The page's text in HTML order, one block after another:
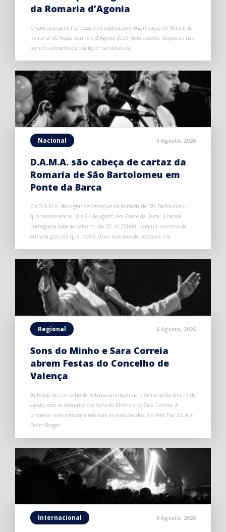
da Romaria d’Agonia
O concurso para a concessão da exploração e organização do “Arraial da
Romaria” de Nossa Senhora d’Agonia 2026 ficou deserto, depois de não
ter sido apresentada qualquer candidatura.
Nacional 6 Agosto, 2026
D.A.M.A. são cabeça de cartaz da
Romaria de São Bartolomeu em
Ponte da Barca
Os D.A.M.A. são o grande destaque da Romaria de São Bartolomeu,
que decorre entre 18 e 24 de agosto, em Ponte da Barca. A banda
portuguesa sobe ao palco no dia 20, às 23h00, para um concerto de
entrada gratuita que deverá atrair milhares de pessoas à vila.
Regional 6 Agosto, 2026
Sons do Minho e Sara Correia
abrem Festas do Concelho de
Valença
As Festas do Concelho de Valença arrancam na próxima sexta-feira, 7 de
agosto, com os concertos dos Sons do Minho e de Sara Correia. A
primeira noite contará ainda com as atuações dos DJs Pete Tha Zouk e
Pedro Borges.
Internacional 6 Agosto, 2026